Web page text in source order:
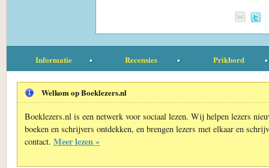
Informatie Recensies Prikbord
Welkom op Boeklezers.nl
Boeklezers.nl is een netwerk voor sociaal lezen. Wij helpen lezers
boeken en schrijvers ontdekken, en brengen lezers met elkaar en
contact. Meer lezen »